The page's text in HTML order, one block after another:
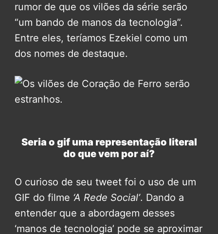
rumor de que os vilões da série serão
“um bando de manos da tecnologia”.
Entre eles, teríamos Ezekiel como um
dos nomes de destaque.
Seria o gif uma representação literal
do que vem por aí?
O curioso de seu tweet foi o uso de um
GIF do filme ‘A Rede Social’. Dando a
entender que a abordagem desses
‘manos de tecnologia’ pode se aproximar